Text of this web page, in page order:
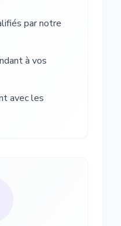
par notre
à vos
avec les